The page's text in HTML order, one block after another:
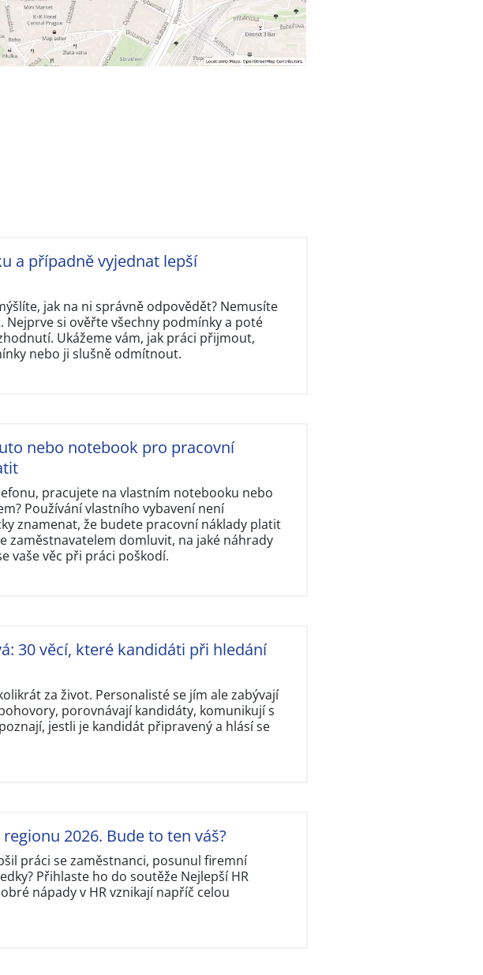
a případně vyjednat lepší
jak na ni správně odpovědět? Nemusíte
si ověřte všechny podmínky a poté
Ukážeme vám, jak práci přijmout,
nebo ji slušně odmítnout.
nebo notebook pro pracovní
pracujete na vlastním notebooku nebo
Používání vlastního vybavení není
znamenat, že budete pracovní náklady platit
zaměstnavatelem domluvit, na jaké náhrady
vaše věc při práci poškodí.
30 věcí, které kandidáti při hledání
za život. Personalisté se jím ale zabývají
porovnávají kandidáty, komunikují s
jestli je kandidát připravený a hlásí se
2026. Bude to ten váš?
práci se zaměstnanci, posunul firemní
Přihlaste ho do soutěže Nejlepší HR
nápady v HR vznikají napříč celou